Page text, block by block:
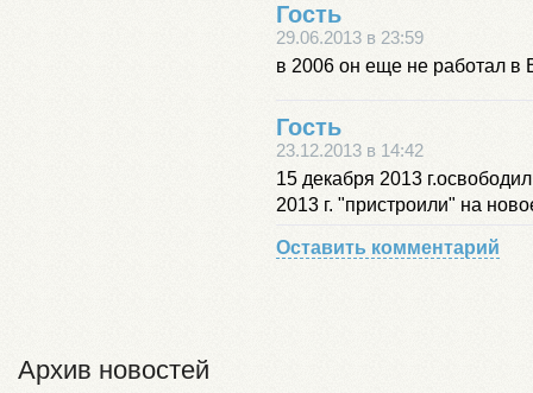
Архив новостей
Гость
29.06.2013 в 23:59
в 2006 он еще не работал в
Гость
23.12.2013 в 14:42
15 декабря 2013
2013 г. "пристроили" на
Оставить комментарий